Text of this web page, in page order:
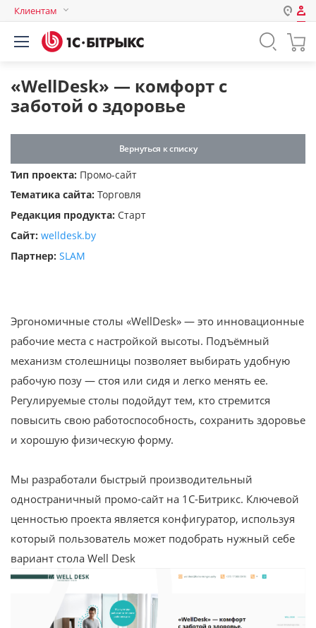
Клиентам
Беларусь
Авторизация
Логин
Пароль
компьютере
«WellDesk» — комфорт с
заботой о здоровье
Вернуться к списку
Тип проекта: Промо-сайт
Тематика сайта: Торговля
Редакция продукта: Старт
Сайт: welldesk.by
Партнер: SLAM
Эргономичные столы «WellDesk» — это инновационные
рабочие места с настройкой высоты. Подъёмный
механизм столешницы позволяет выбирать удобную
рабочую позу — стоя или сидя и легко менять ее.
Регулируемые столы подойдут тем, кто стремится
повысить свою работоспособность, сохранить здоровье
и хорошую физическую форму.
Мы разработали быстрый производительный
одностраничный промо-сайт на 1С-Битрикс. Ключевой
ценностью проекта является конфигуратор, используя
который пользователь может подобрать нужный себе
вариант стола Well Desk